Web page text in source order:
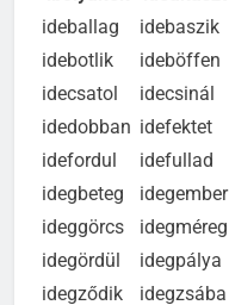
ibolyakék ideakaszt
ideballag
idebaszik
idebotlik
ideböffen
idecsatol
idecsinál
idedobban
idefektet
idefordul
idefullad
idegbeteg
idegember
ideggörcs
idegméreg
idegördül
idegpálya